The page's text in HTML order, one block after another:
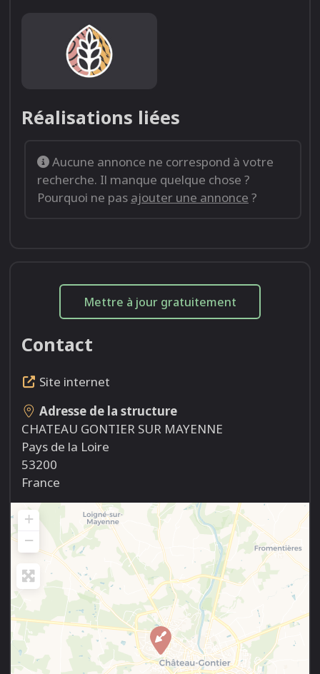
Réalisations liées
Aucune annonce ne correspond à votre
recherche. Il manque quelque chose ?
Pourquoi ne pas ajouter une annonce ?
Mettre à jour gratuitement
Contact
Site internet
Adresse de la structure
CHATEAU GONTIER SUR MAYENNE
Pays de la Loire
53200
France
+
−